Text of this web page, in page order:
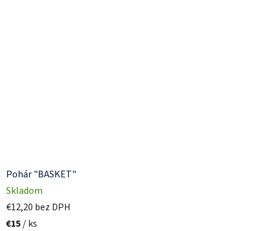
Pohár "BASKET"
Skladom
€12,20 bez DPH
€15/ ks